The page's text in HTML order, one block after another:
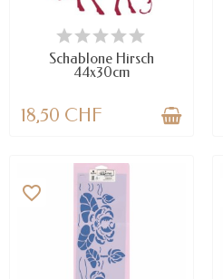
VERFÜGBAR
Schablone Hirsch
44x30cm
18,50 CHF
favorite_border